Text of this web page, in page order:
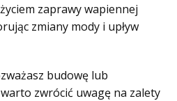
zaprawy wapiennej
zmiany mody i upływ
budowę lub
zwrócić uwagę na zalety